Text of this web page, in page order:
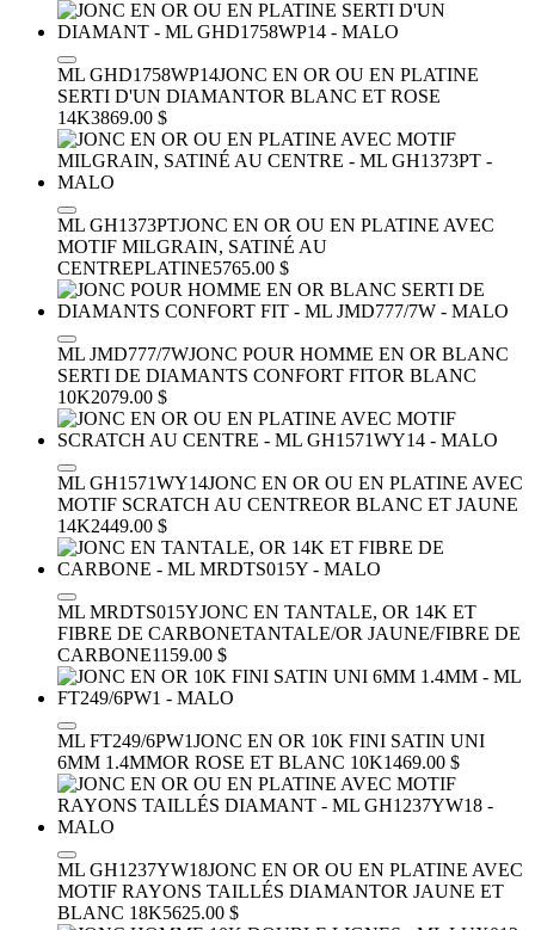
ML GHD1758WP14JONC EN OR OU EN PLATINE
SERTI D'UN DIAMANTOR BLANC ET ROSE
14K3869.00 $
ML GH1373PTJONC EN OR OU EN PLATINE AVEC
MOTIF MILGRAIN, SATINÉ AU
CENTREPLATINE5765.00 $
ML JMD777/7WJONC POUR HOMME EN OR BLANC
SERTI DE DIAMANTS CONFORT FITOR BLANC
10K2079.00 $
ML GH1571WY14JONC EN OR OU EN PLATINE AVEC
MOTIF SCRATCH AU CENTREOR BLANC ET JAUNE
14K2449.00 $
ML MRDTS015YJONC EN TANTALE, OR 14K ET
FIBRE DE CARBONETANTALE/OR JAUNE/FIBRE DE
CARBONE1159.00 $
ML FT249/6PW1JONC EN OR 10K FINI SATIN UNI
6MM 1.4MMOR ROSE ET BLANC 10K1469.00 $
ML GH1237YW18JONC EN OR OU EN PLATINE AVEC
MOTIF RAYONS TAILLÉS DIAMANTOR JAUNE ET
BLANC 18K5625.00 $